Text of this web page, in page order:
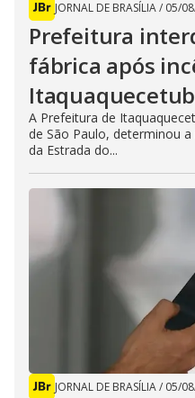
JORNAL DE BRASÍLIA/ 05/
Prefeitura
fábrica após
A Prefeitura de
de São Paulo, determinou
da Estrada do...
JORNAL DE BRASÍLIA/ 05/